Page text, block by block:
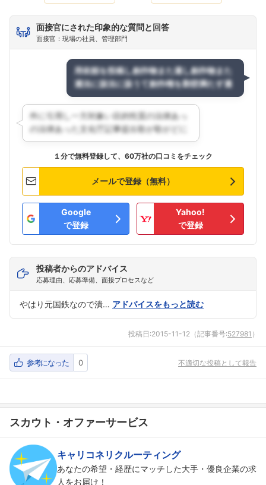
面接官にされた印象的な質問と回答
面接官：現場の社員、管理部門
１分で無料登録して、60万社の口コミをチェック
メールで登録（無料）
Google
で登録
Yahoo!
で登録
投稿者からのアドバイス
応募理由、応募準備、面接プロセスなど
やはり元国鉄なので潰… アドバイスをもっと読む
投稿日:2015-11-12 （記事番号:527981 ）
参考になった 0 不適切な投稿として報告
スカウト・オファーサービス
キャリコネリクルーティング
あなたの希望・経歴にマッチした大手・優良企業の求
人をお届け！